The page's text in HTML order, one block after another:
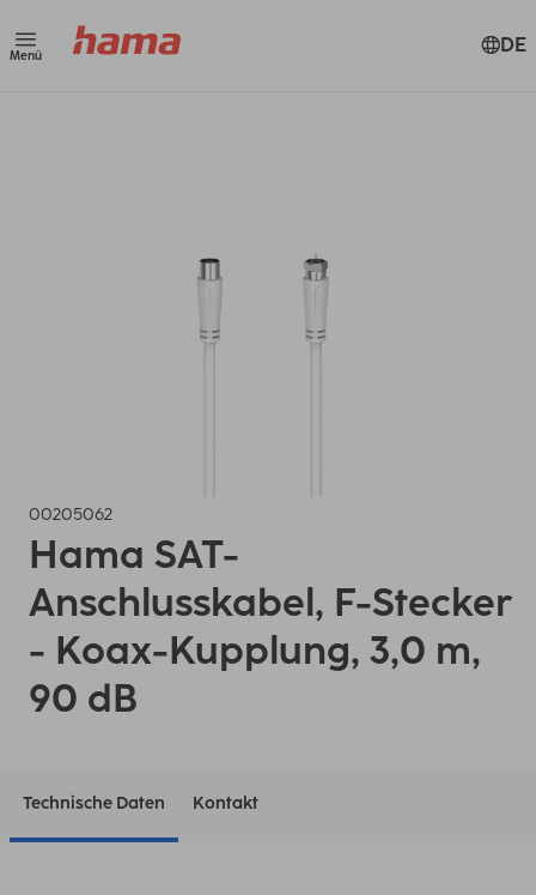
Menü DE
00205062
Hama SAT-
Anschlusskabel, F-Stecker
- Koax-Kupplung, 3,0 m,
90 dB
Technische Daten Kontakt